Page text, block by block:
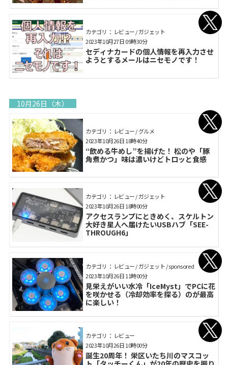
カテゴリ： レビュー / ガジェット
セディナカードの個人情報を再入力させ
ようとするメールはニセモノです！
2023年10月27日 09時30分
10月26日（木）
カテゴリ： レビュー / グルメ
“飲める牛めし”を揚げた！ 松のや「豚
角煮かつ」味は濃いけどトロッと食感
2023年10月26日 18時40分
カテゴリ： レビュー / ガジェット
アクセスランプにときめく、スケルトン
大好き星人へ届けたいUSBハブ「SEE-
THROUGH6」
2023年10月26日 18時00分
カテゴリ： レビュー / ガジェット / sponsored
見栄えがいい水冷「IceMyst」でPCに花
を咲かせる（冷却効率を探る）のが最高
に楽しい！
2023年10月26日 11時00分
カテゴリ： レビュー
誕生20周年！ 栄区いたち川のマスコッ
2023年10月26日 10時00分